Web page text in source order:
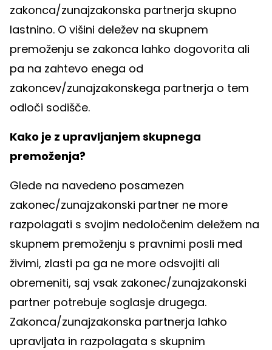
zakonca/zunajzakonska partnerja skupno
lastnino. O višini deležev na skupnem
premoženju se zakonca lahko dogovorita ali
pa na zahtevo enega od
zakoncev/zunajzakonskega partnerja o tem
odloči sodišče.
Kako je z upravljanjem skupnega
premoženja?
Glede na navedeno posamezen
zakonec/zunajzakonski partner ne more
razpolagati s svojim nedoločenim deležem na
skupnem premoženju s pravnimi posli med
živimi, zlasti pa ga ne more odsvojiti ali
obremeniti, saj vsak zakonec/zunajzakonski
partner potrebuje soglasje drugega.
Zakonca/zunajzakonska partnerja lahko
upravljata in razpolagata s skupnim